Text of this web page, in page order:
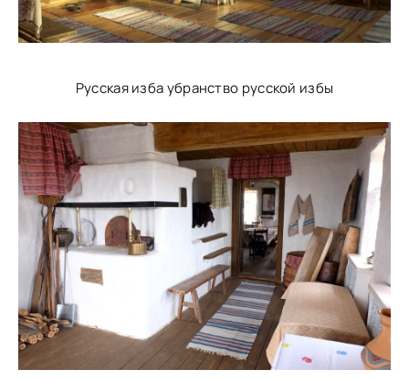
Русская изба убранство русской избы